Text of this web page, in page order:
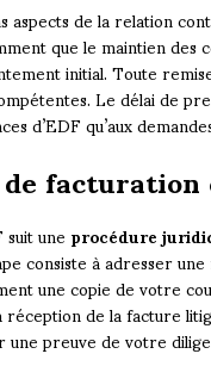
de la relation
que le maintien
initial. Toute
Le délai de
d’EDF qu’aux
uneprocédure
consiste à adresser
une copie de votre
de la facture
preuve de votre